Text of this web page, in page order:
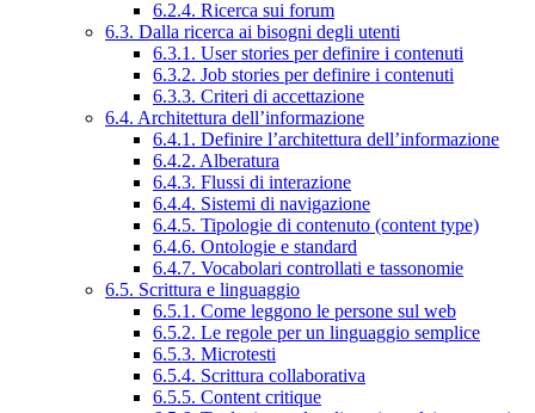
6.2.4. Ricerca sui forum
6.3. Dalla ricerca ai bisogni degli utenti
6.3.1. User stories per definire i contenuti
6.3.2. Job stories per definire i contenuti
6.3.3. Criteri di accettazione
6.4. Architettura dell’informazione
6.4.1. Definire l’architettura dell’informazione
6.4.2. Alberatura
6.4.3. Flussi di interazione
6.4.4. Sistemi di navigazione
6.4.5. Tipologie di contenuto (content type)
6.4.6. Ontologie e standard
6.4.7. Vocabolari controllati e tassonomie
6.5. Scrittura e linguaggio
6.5.1. Come leggono le persone sul web
6.5.2. Le regole per un linguaggio semplice
6.5.3. Microtesti
6.5.4. Scrittura collaborativa
6.5.5. Content critique